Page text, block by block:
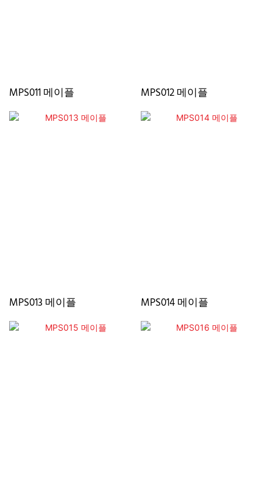
MPS011 메이플 MPS012 메이플
MPS013 메이플 MPS014 메이플